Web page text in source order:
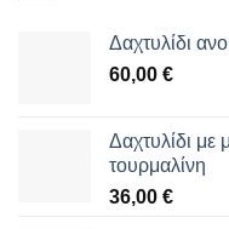
Δαχτυλίδι
60,00 €
Δαχτυλίδι με
τουρμαλίνη
36,00 €